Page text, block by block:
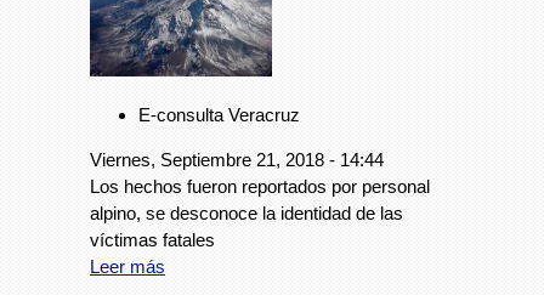
E-consulta Veracruz
Viernes, Septiembre 21, 2018 - 14:44
Los hechos fueron reportados por personal
alpino, se desconoce la identidad de las
víctimas fatales
Leer más